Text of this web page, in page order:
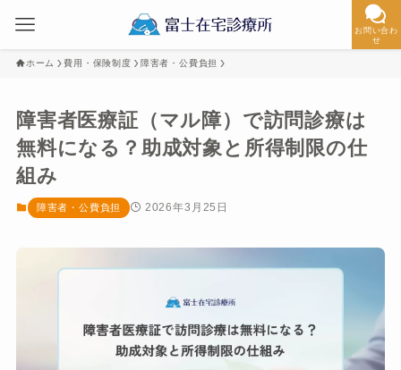
お問い合わ
せ
ホーム 費用・保険制度 障害者・公費負担
障害者医療証（マル障）で訪問診療は
無料になる？助成対象と所得制限の仕
組み
障害者・公費負担 2026年3月25日